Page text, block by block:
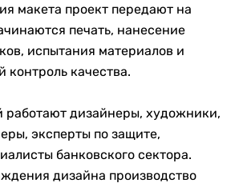
макета проект передают на
печать, нанесение
испытания материалов и
контроль качества.
работают дизайнеры, художники,
эксперты по защите,
банковского сектора.
дизайна производство